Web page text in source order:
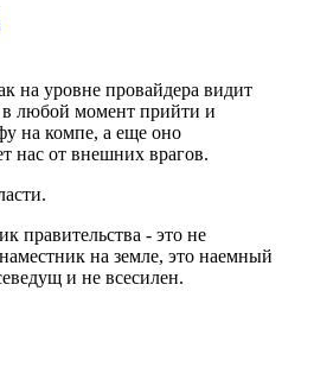
на уровне провайдера видит
в любой момент прийти и
на компе, а еще оно
нас от внешних врагов.
правительства - это не
на земле, это наемный
и не всесилен.